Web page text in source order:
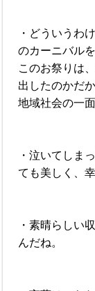
・どういうわ
のカーニバル
このお祭りは
出したのかだ
地域社会の一
・泣いてしま
ても美しく、
・素晴らしい
んだね。